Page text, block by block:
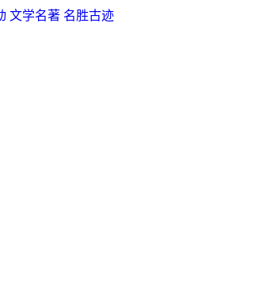
文学名著 名胜古迹